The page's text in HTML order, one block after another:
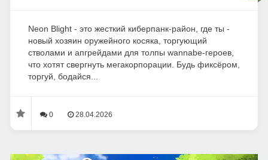
Neon Blight - это жесткий киберпанк-район, где ты -
новый хозяин оружейного косяка, торгующий
стволами и апгрейдами для толпы wannabe-героев,
что хотят свергнуть мегакорпорации. Будь фиксëром,
торгуй, бодайся...
0 28.04.2026